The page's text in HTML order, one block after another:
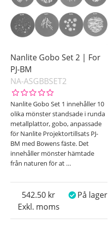
Nanlite Gobo Set 2 | For
PJ-BM
NA-ASGBBSET2
Nanlite Gobo Set 1 innehåller 10
olika mönster standsade i runda
metallplattor, gobo, anpassade
för Nanlite Projektortillsats PJ-
BM med Bowens fäste. Det
innehåller mönster hämtade
från naturen för at …
Exkl. moms
542.50 På lager